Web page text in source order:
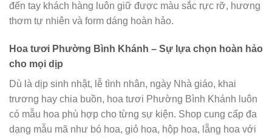
đến tay khách hàng luôn giữ được màu sắc rực rỡ, hương
thơm tự nhiên và form dáng hoàn hảo.
Hoa tươi Phường Bình Khánh – Sự lựa chọn hoàn hảo
cho mọi dịp
Dù là dịp sinh nhật, lễ tình nhân, ngày Nhà giáo, khai
trương hay chia buồn, hoa tươi Phường Bình Khánh luôn
có mẫu hoa phù hợp cho từng sự kiện. Shop cung cấp đa
dạng mẫu mã như bó hoa, giỏ hoa, hộp hoa, lẵng hoa với